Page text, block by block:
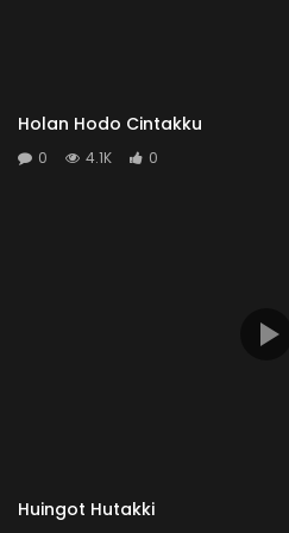
Holan Hodo Cintakku
0 4.1K 0
Huingot Hutakki